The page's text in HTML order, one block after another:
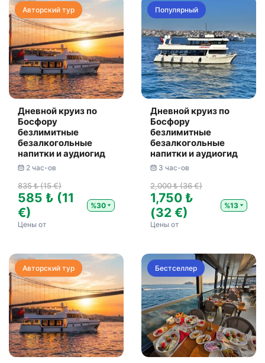
Авторский тур
Дневной круиз по
Босфору
безлимитные
безалкогольные
напитки и аудиогид
2 час-ов
835 ₺ (15 €)
585 ₺ (11
€)
%30
Цены от
Популярный
Дневной круиз по
Босфору
безлимитные
безалкогольные
напитки и аудиогид
3 час-ов
2,000 ₺ (36 €)
1,750 ₺
(32 €)
%13
Цены от
Авторский тур Бестселлер